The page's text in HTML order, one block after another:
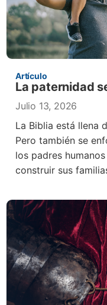
Artículo
La paternidad
Julio 13, 2026
La Biblia está llena
Pero también se
los padres
construir sus